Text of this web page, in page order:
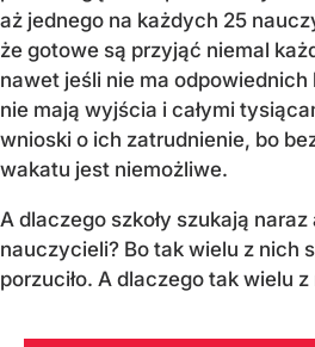
aż jednego na każdych 25
że gotowe są przyjąć niemal
nawet jeśli nie ma
nie mają wyjścia i całymi
wnioski o ich zatrudnienie, bo
wakatu jest niemożliwe.
A dlaczego szkoły szukają
nauczycieli? Bo tak wielu z nich
porzuciło. A dlaczego tak wielu